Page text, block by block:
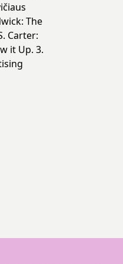
The
Carter:
it Up. 3.